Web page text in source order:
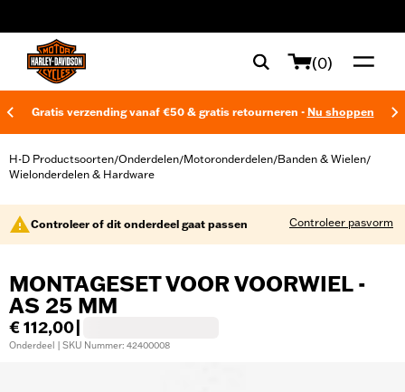
(0)
Gratis verzending vanaf €50 & gratis retourneren - Nu shoppen
H-D Productsoorten/Onderdelen/Motoronderdelen/Banden & Wielen/
Wielonderdelen & Hardware
Controleer of dit onderdeel gaat passen Controleer pasvorm
MONTAGESET VOOR VOORWIEL -
AS 25 MM
€ 112,00
Onderdeel | SKU Nummer: 42400008